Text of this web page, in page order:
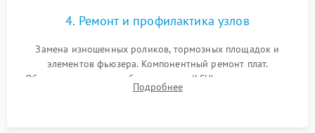
4. Ремонт и профилактика узлов
Замена изношенных роликов, тормозных площадок и
элементов фьюзера. Компонентный ремонт плат.
Обязательная очистка блока лазера (LSU), зеркал и тракта
печати от просыпанного тонера и бумажной пыли.
Подробнее